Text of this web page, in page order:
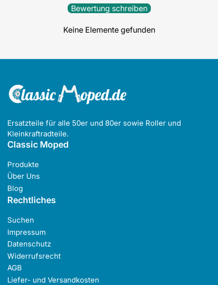
Bewertung schreiben
Keine Elemente gefunden
Ersatzteile für alle 50er und 80er sowie Roller und
Kleinkraftradteile.
Classic Moped
Produkte
Über Uns
Blog
Rechtliches
Suchen
Impressum
Datenschutz
Widerrufsrecht
AGB
Liefer- und Versandkosten